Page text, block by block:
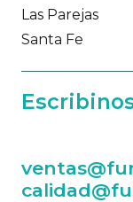
Las Parejas
Santa Fe